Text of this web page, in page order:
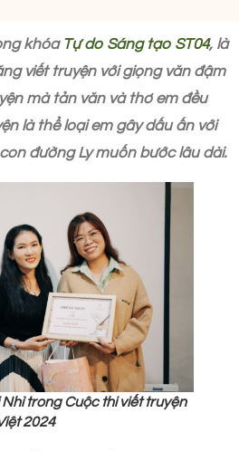
khóa Tự do Sáng tạo ST04, là
viết truyện với giọng văn đậm
mà tản văn và thơ em đều
là thể loại em gây dấu ấn với
đường Ly muốn bước lâu dài.
trong Cuộc thi viết truyện
2024